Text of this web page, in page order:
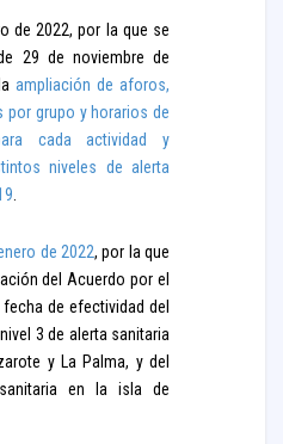
de 2022, por la que se
29 de noviembre de
ampliación de aforos,
por grupo y horarios de
cada actividad y
niveles de alerta
de 2022, por la que
del Acuerdo por el
de efectividad del
3 de alerta sanitaria
y La Palma, y del
en la isla de